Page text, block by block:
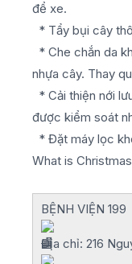
để xe.
* Tẩy bụi cây
* Che chắn da
nhựa cây. Thay
* Cải thiện nới
được kiểm soát
* Đặt máy lọc
What is
BỆNH VIỆN 199
Địa chỉ: 216